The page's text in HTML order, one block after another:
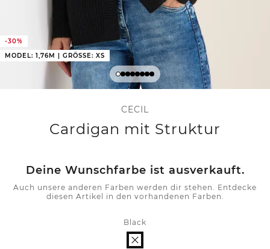
-30%
MODEL: 1,76M | GRÖSSE: XS
CECIL
Cardigan mit Struktur
Deine Wunschfarbe ist ausverkauft.
Auch unsere anderen Farben werden dir stehen. Entdecke
diesen Artikel in den vorhandenen Farben.
Black